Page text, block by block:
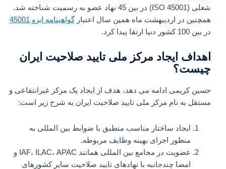
شغلی (ISO 45001) در بین 45 نهاد عضو به رسمیت شناخته شد.
همچنین در اردیبهشت ماه همین سال اعتبار گواهینامه ایزو 45001
در بین 100 کشور دنیا ارتقا پیدا کرد.
اهداف ایجاد مرکز ملی تایید صلاحیت ایران
چیست؟
حسین کریمی ادامه می دهد، هدف از ایجاد یک مرکز غیرانتفاعی و
مستقل به نام مرکز ملی تایید صلاحیت ایران به شرح زیر است:
ایجاد ساختار مناسب منطبق با ضوابط بین المللی به
منظور اجرای بهینه وظایف مربوطه.
عضویت در مجامع بین المللی همانند IAF، ILAC، APAC و
امضا چندجانبه با نهادهای تایید صلاحیت سایر کشورهای